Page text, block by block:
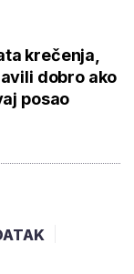
krečenja,
dobro ako
posao